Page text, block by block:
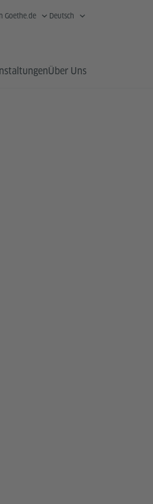
Goethe.de Deutsch
Über Uns